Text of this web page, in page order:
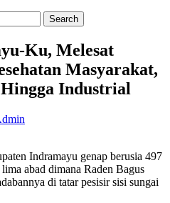
Ku, Melesat
Masyarakat,
Industrial
Indramayu genap berusia 497
abad dimana Raden Bagus
di tatar pesisir sisi sungai